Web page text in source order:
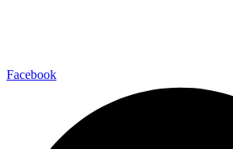
Facebook